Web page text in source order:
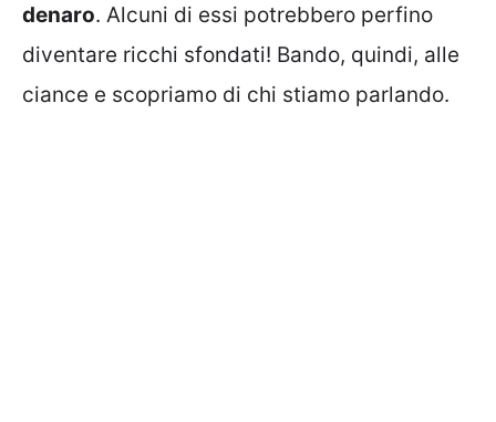
denaro. Alcuni di essi potrebbero perfino
diventare ricchi sfondati! Bando, quindi, alle
ciance e scopriamo di chi stiamo parlando.